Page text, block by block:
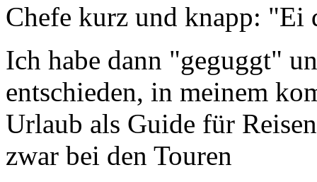
Chefe kurz und knapp: "Ei
Ich habe dann "geguggt"
entschieden, in meinem
Urlaub als Guide für
zwar bei den Touren